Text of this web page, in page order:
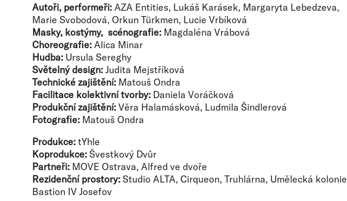
Autoři, performeři: AZA Entities, Lukáš Karásek, Margaryta Lebedzeva,
Marie Svobodová, Orkun Türkmen, Lucie Vrbíková
Masky, kostýmy, scénografie: Magdaléna Vrábová
Choreografie: Alica Minar
Hudba: Ursula Sereghy
Světelný design: Judita Mejstříková
Technické zajištění: Matouš Ondra
Facilitace kolektivní tvorby: Daniela Voráčková
Produkční zajištění: Věra Halamásková, Ludmila Šindlerová
Fotografie: Matouš Ondra
Produkce: tYhle
Koprodukce: Švestkový Dvůr
Partneři: MOVE Ostrava, Alfred ve dvoře
Rezidenční prostory: Studio ALTA, Cirqueon, Truhlárna, Umělecká kolonie
Bastion IV Josefov